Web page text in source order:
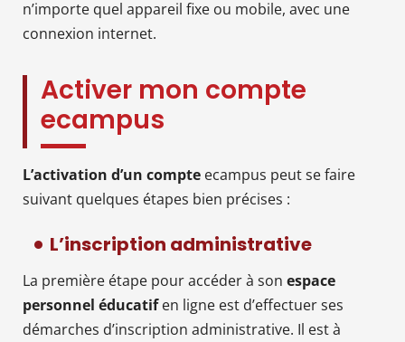
n’importe quel appareil fixe ou mobile, avec une
connexion internet.
Activer mon compte
ecampus
L’activation d’un compte ecampus peut se faire
suivant quelques étapes bien précises :
L’inscription administrative
La première étape pour accéder à son espace
personnel éducatifen ligne est d’effectuer ses
démarches d’inscription administrative. Il est à